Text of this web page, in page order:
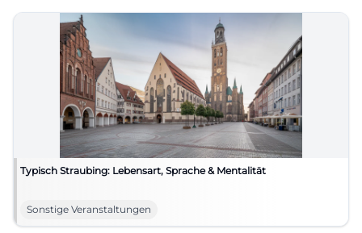
Typisch Straubing: Lebensart, Sprache & Mentalität
Sonstige Veranstaltungen